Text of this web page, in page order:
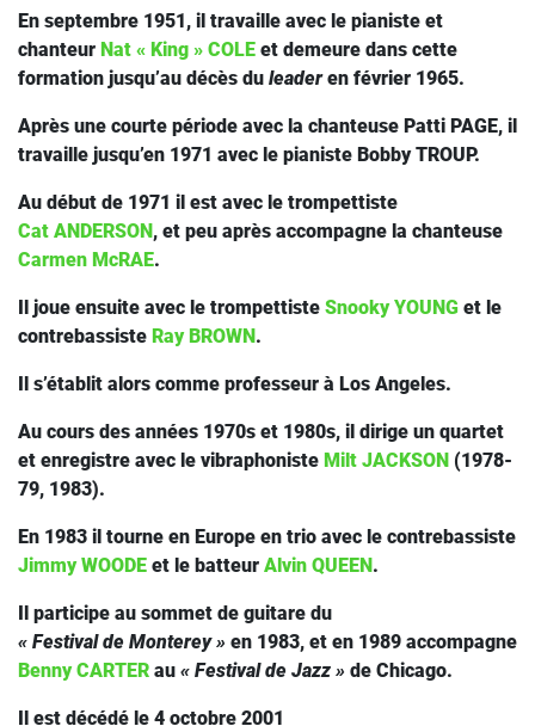
En septembre 1951, il travaille avec le pianiste et
chanteur Nat « King » COLE et demeure dans cette
formation jusqu’au décès du leaderen février 1965.
Après une courte période avec la chanteuse Patti PAGE, il
travaille jusqu’en 1971 avec le pianiste Bobby TROUP.
Au début de 1971 il est avec le trompettiste
Cat ANDERSON, et peu après accompagne la chanteuse
Carmen McRAE.
Il joue ensuite avec le trompettiste Snooky YOUNG et le
contrebassiste Ray BROWN.
Il s’établit alors comme professeur à Los Angeles.
Au cours des années 1970s et 1980s, il dirige un quartet
et enregistre avec le vibraphoniste Milt JACKSON (1978-
79, 1983).
En 1983 il tourne en Europe en trio avec le contrebassiste
Jimmy WOODE et le batteur Alvin QUEEN.
Il participe au sommet de guitare du
« Festival de Monterey » en 1983, et en 1989 accompagne
Benny CARTER au « Festival de Jazz » de Chicago.
Il est décédé le 4 octobre 2001